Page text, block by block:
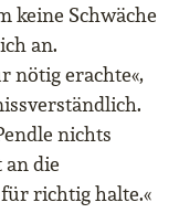
keine Schwäche
an.
nötig erachte«,
nichts
die
richtig halte.«